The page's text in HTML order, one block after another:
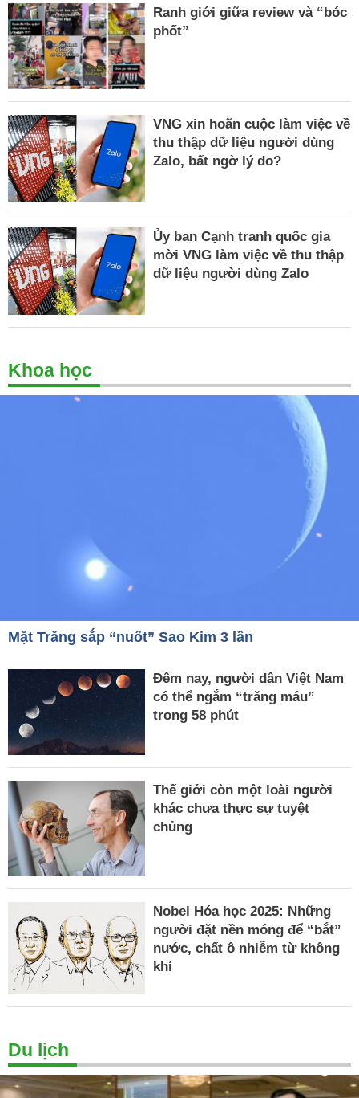
Ranh giới giữa review và “bóc
phốt”
VNG xin hoãn cuộc làm việc về
thu thập dữ liệu người dùng
Zalo, bất ngờ lý do?
Ủy ban Cạnh tranh quốc gia
mời VNG làm việc về thu thập
dữ liệu người dùng Zalo
Khoa học
Mặt Trăng sắp “nuốt” Sao Kim 3 lần
Đêm nay, người dân Việt Nam
có thể ngắm “trăng máu”
trong 58 phút
Thế giới còn một loài người
khác chưa thực sự tuyệt
chủng
Nobel Hóa học 2025: Những
người đặt nền móng để “bắt”
nước, chất ô nhiễm từ không
khí
Du lịch